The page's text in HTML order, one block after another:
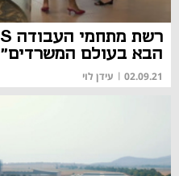
הבא בעולם המשרדים"
02.09.21
| עידן לוי